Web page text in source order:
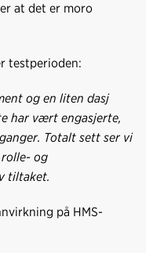
at det er moro
testperioden:
og en liten dasj
har vært engasjerte,
Totalt sett ser vi
rolle- og
tiltaket.
på HMS-